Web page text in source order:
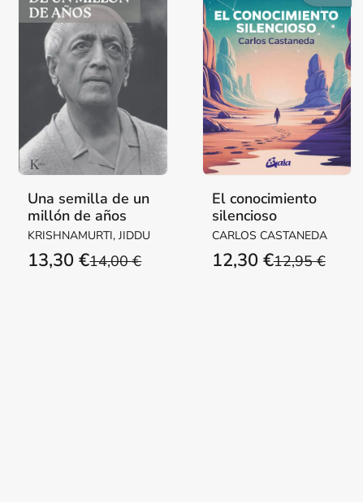
Una semilla de un
millón de años
KRISHNAMURTI, JIDDU
14,00 €
13,30 €
El conocimiento
silencioso
CARLOS CASTANEDA
12,95 €
12,30 €